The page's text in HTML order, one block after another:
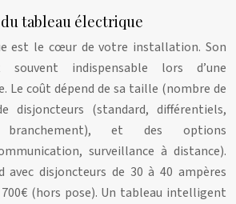
tableau électrique
est le cœur de votre installation. Son
souvent indispensable lors d’une
Le coût dépend de sa taille (nombre de
disjoncteurs (standard, différentiels,
branchement), et des options
surveillance à distance).
avec disjoncteurs de 30 à 40 ampères
(hors pose). Un tableau intelligent